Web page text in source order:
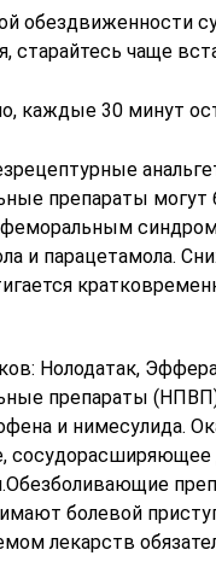
обездвиженности
старайтесь чаще
каждые 30 минут
препараты
и парацетамола.
Нолодатак,
препараты
и нимесулида.
болевой
лекарств